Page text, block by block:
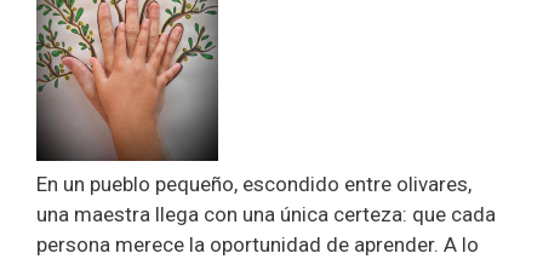
En un pueblo pequeño, escondido entre olivares,
una maestra llega con una única certeza: que cada
persona merece la oportunidad de aprender. A lo